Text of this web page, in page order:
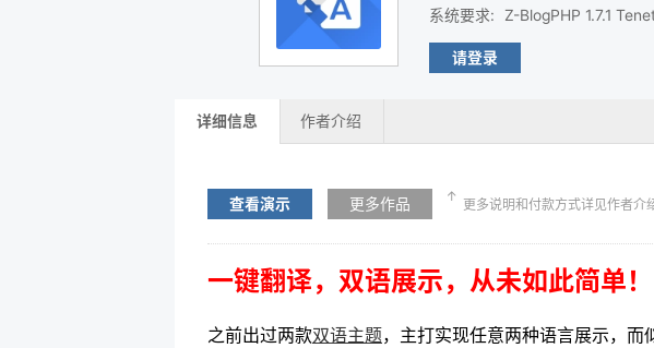
系统要求: Z-BlogPHP 1.7.1
请登录
详细信息 作者介绍
查看演示 更多作品 ↑
更多说明和付款方式详见作者介
一键翻译，双语展示，从未如此简单！
之前出过两款双语主题，主打实现任意两种语言展示，